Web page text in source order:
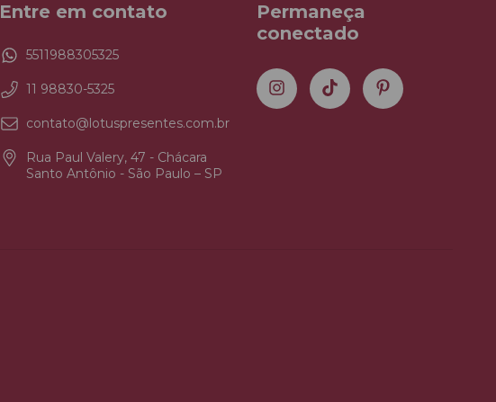
Entre em contato
5511988305325
11 98830-5325
contato@lotuspresentes.com.br
Rua Paul Valery, 47 - Chácara
Santo Antônio - São Paulo – SP
Permaneça
conectado